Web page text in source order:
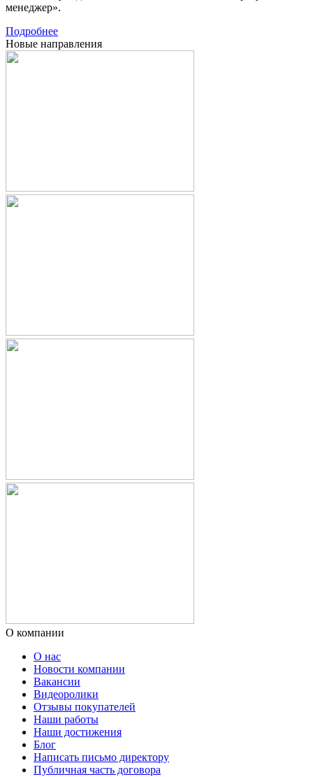
менеджер».
Подробнее
Новые направления
О компании
О нас
Новости компании
Вакансии
Видеоролики
Отзывы покупателей
Наши работы
Наши достижения
Блог
Написать письмо директору
Публичная часть договора